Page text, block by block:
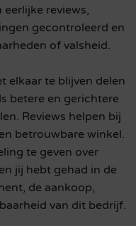
reviews,
gecontroleerd en
of valsheid.
elkaar te blijven delen
betere en gerichtere
Reviews helpen bij
betrouwbare winkel.
te geven over
jij hebt gehad in de
de aankoop,
van dit bedrijf.